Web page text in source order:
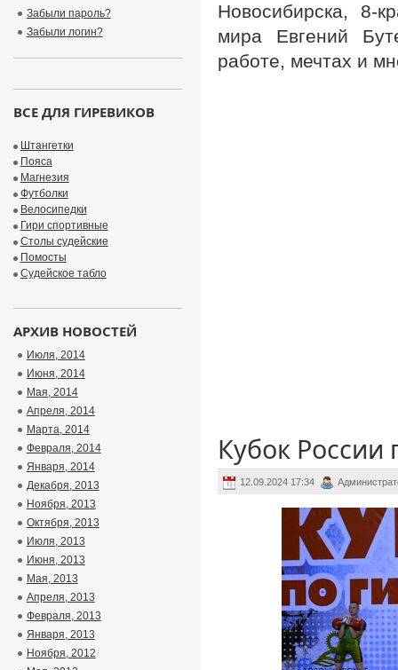
Новосибирска, 8-
мира Евгений
работе, мечтах и
Кубок
12.09.2024 17:34
Забыли пароль?
Забыли логин?
ВСЕ ДЛЯ ГИРЕВИКОВ
Штангетки
Пояса
Магнезия
Футболки
Велосипедки
Гири спортивные
Столы судейские
Помосты
Судейское табло
АРХИВ НОВОСТЕЙ
Июля, 2014
Июня, 2014
Мая, 2014
Апреля, 2014
Марта, 2014
Февраля, 2014
Января, 2014
Декабря, 2013
Ноября, 2013
Октября, 2013
Июля, 2013
Июня, 2013
Мая, 2013
Апреля, 2013
Февраля, 2013
Января, 2013
Ноября, 2012